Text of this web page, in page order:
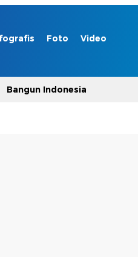
Foto Video
Bangun Indonesia